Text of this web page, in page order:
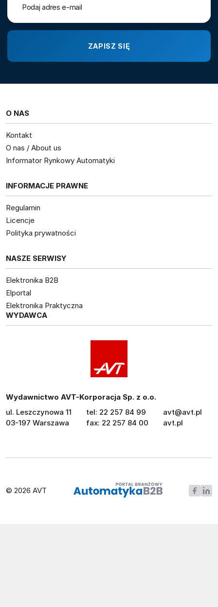
O NAS
Kontakt
O nas / About us
Informator Rynkowy Automatyki
INFORMACJE PRAWNE
Regulamin
Licencje
Polityka prywatności
NASZE SERWISY
Elektronika B2B
Elportal
Elektronika Praktyczna
WYDAWCA
Wydawnictwo AVT-Korporacja Sp. z o.o.
ul. Leszczynowa 11
03-197 Warszawa
tel: 22 257 84 99
fax: 22 257 84 00
avt@avt.pl
avt.pl
© 2026 AVT